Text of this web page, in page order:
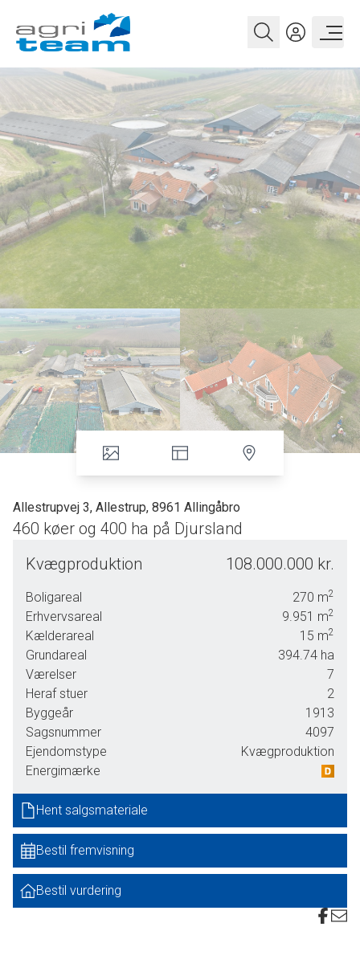
Allestrupvej 3, Allestrup, 8961 Allingåbro
460 køer og 400 ha på Djursland
en ejendom og samlet knap 400 ha matrikulært, heraf ca.
366 ha agerjord med en arrondering over gennemsnittet.
Boniteten er gennemsnitlig med en del ret god jord, noget
humus og en del lettere jord. 180 ha kan vandes.
Samlet er bedriften bestående af 11 ejendomme, heraf
størstedelen bygningsløse. Bedriften ligger mellem
Allingåbro og Vivild på Djursland.
Allestrupvej 3:
Hovedejendommen. Her er en veldreven mælkeproduktion,
hvor der på vurderingsdagen er 464 køer, 396 kvier og 49
handyr. Køerne malkes i en 2*16 malkestald. Her er 40t +
13t mælketank. 80% af foderet kan være i køresiloerne
mens resten ligger i markstak ved ejendommen. Halm kan
opbevares indendørs, en del af det er på en naboejendom.
320 pladser til køer er sengebåse med sand. Derudover
Kvægproduktion 108.000.000 kr.
Boligareal 270 m2
Erhvervsareal 9.951 m2
Kælderareal 15 m2
Grundareal 394.74 ha
Værelser
7
Heraf stuer
2
Byggeår
1913
Sagsnummer
4097
Ejendomstype
Kvægproduktion
Energimærke
Hent salgsmateriale
Bestil fremvisning
Bestil vurdering